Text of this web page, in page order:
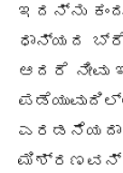
ಇದನ್ನು
ಧಾನ್ಯದ
ಆದರೆ ನೀವು